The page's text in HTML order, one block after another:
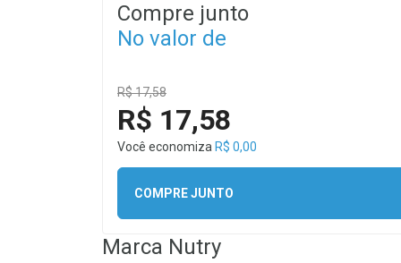
Compre junto
No valor de
R$ 17,58
R$ 17,58
Você economiza R$ 0,00
COMPRE JUNTO
Marca Nutry